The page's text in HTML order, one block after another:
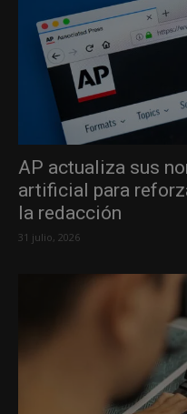
AP actualiza sus
artificial para
la redacción
31 julio, 2026